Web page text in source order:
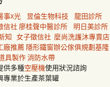
事X光 昱倫生物科技
龍田診所
信社 廖桂聲中醫診所
明日美診所
知 女子徵信社 麼尚洗護沐專賣店
廠推薦 隱形鐵窗辦公傢俱規劃基隆
具製作消防水帶
供多種空壓機使用狀況諮詢
專業於生產茶葉罐